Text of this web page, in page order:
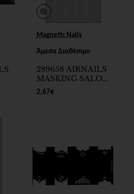
Magnetic Nails
Άμεσα Διαθέσιμο
289658 AIRNAILS
MASKING SALON
FRENCH
2,67€